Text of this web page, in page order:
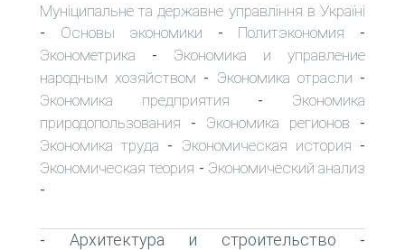
Муніципальне та державне управління в Україні
- Основы экономики - Политэкономия -
Эконометрика - Экономика и управление
народным хозяйством - Экономика отрасли -
Экономика предприятия - Экономика
природопользования - Экономика регионов -
Экономика труда - Экономическая история -
Экономическая теория - Экономический анализ
-
- Архитектура и строительство -